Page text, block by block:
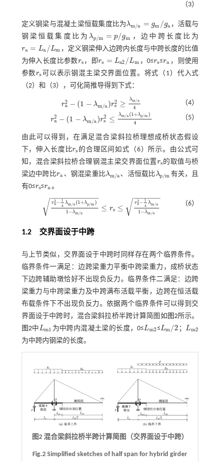
（3）
定义钢梁与混凝土梁恒载集度比为λm /a = gm /ga
λm /a =gm/g a
，活载与
钢梁恒载集度比为λp/m = p/gm
λp/m =p/ gm ，边中跨长度比为
ra = La / Lm
ra=La /Lm
，定义钢梁伸入边跨内长度与中跨长度的比值
为伸入长度比参数rs
rs ，即rs = La2 /Lm
rs= La 2/Lm ，0≤rs
rs≤ra
ra ，则使用
参数rs
rs 可以表示钢混主梁交界面位置。将式（1） 代入式
（2） 和（3），可化简推导得到下式：
r2
a − (1 − λm/a )r2
s ≥ λm/a
4
ra2-(1-λm/a)rs2≥λm/ a4 （4）
r2
a − (1 − λm /a )r2
s ≤ λm/a (1+λp/m)
4
ra2-(1- λm/a)rs2≤ λm/ a(1 +λp/m)4 （5）
由此可以得到，在满足混合梁斜拉桥理想成桥状态假设
下，伸入长度比rs
rs 的合理区间如式（6） 所示。由公式可
知，混合梁斜拉桥合理钢混主梁交界面位置rs
rs 的取值与桥
梁边中跨比ra
ra 、钢混梁重比λm /a
λm /a、活恒载比λp/m
λp/m 有关，且
有0≤rs
rs≤ra
ra。
r2
a− 1
4
λm /a (1+λp/m )
1−λm/a
− −
−−−−−−−−−−
√ ≤ rs ≤
r2
a− 1
4
λm /a
1−λm/a
− −
−−−−−
√
ra 2-14λm/a(1+λp/m) 1-λ m/ a≤ s≤ a2-14λm/
（6）
1.2交界面设于中跨
与上节类似，交界面设于中跨时同样存在两个临界条件。
临界条件一满足：边跨梁重力平衡中跨梁重力，成桥状态
下边跨辅助墩恰好不出现负反力。临界条件二满足：边跨
梁重力与中跨梁重力及中跨满布活载平衡，边跨在恒活载
布载条件下不出现负反力。依据两个临界条件可以得到交
界面设于中跨时，混合梁斜拉桥半跨计算简图如 图2所示。
图2中Lm1
Lm1 为中跨内混凝土梁的长度，0≤Lm2
Lm2≤Lm /2
Lm/2 ；Lm2
Lm2
为中跨内钢梁的长度。
图2 混合梁斜拉桥半跨计算简图（交界面设于中跨）
Fig.2 Simplified sketches of half span for hybrid girder